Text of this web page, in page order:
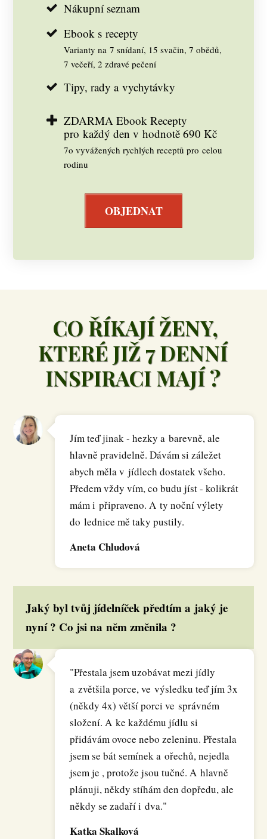
Nákupní seznam
Ebook s recepty
Varianty na 7 snídaní, 15 svačin, 7 obědů,
7 večeří, 2 zdravé pečení
Tipy, rady a vychytávky
ZDARMA Ebook Recepty
pro každý den v hodnotě 690 Kč
7o vyvážených rychlých receptů pro celou
rodinu
OBJEDNAT
CO ŘÍKAJÍ ŽENY,
KTERÉ JIŽ 7 DENNÍ
INSPIRACI MAJÍ ?
Jím teď jinak - hezky a barevně, ale
hlavně pravidelně. Dávám si záležet
abych měla v jídlech dostatek všeho.
Předem vždy vím, co budu jíst - kolikrát
mám i připraveno. A ty noční výlety
do lednice mě taky pustily.
Aneta Chludová
Jaký byl tvůj jídelníček předtím a jaký je
nyní ? Co jsi na něm změnila ?
"Přestala jsem uzobávat mezi jídly
a zvětšila porce, ve výsledku teď jím 3x
(někdy 4x) větší porci ve správném
složení. A ke každému jídlu si
přidávám ovoce nebo zeleninu. Přestala
jsem se bát semínek a ořechů, nejedla
jsem je , protože jsou tučné. A hlavně
plánuji, někdy stíhám den dopředu, ale
někdy se zadaří i dva."
Katka Skalková